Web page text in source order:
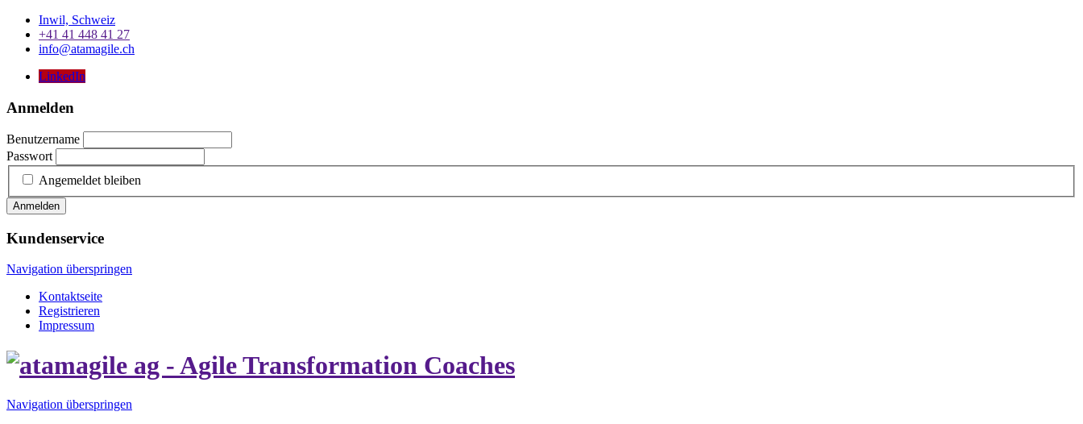
Inwil, Schweiz
+41 41 448 41 27
info@atamagile.ch
LinkedIn
Anmelden
Benutzername
Passwort
Angemeldet bleiben
Anmelden
Kundenservice
Navigation überspringen
Kontaktseite
Registrieren
Impressum
Navigation überspringen